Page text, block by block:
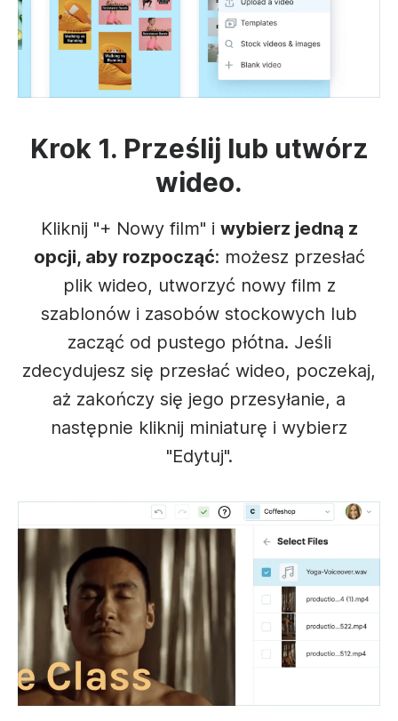
Krok 1. Prześlij lub utwórz
wideo.
Kliknij "+ Nowy film" i wybierz jedną z
opcji, aby rozpocząć: możesz przesłać
plik wideo, utworzyć nowy film z
szablonów i zasobów stockowych lub
zacząć od pustego płótna. Jeśli
zdecydujesz się przesłać wideo, poczekaj,
aż zakończy się jego przesyłanie, a
następnie kliknij miniaturę i wybierz
"Edytuj".